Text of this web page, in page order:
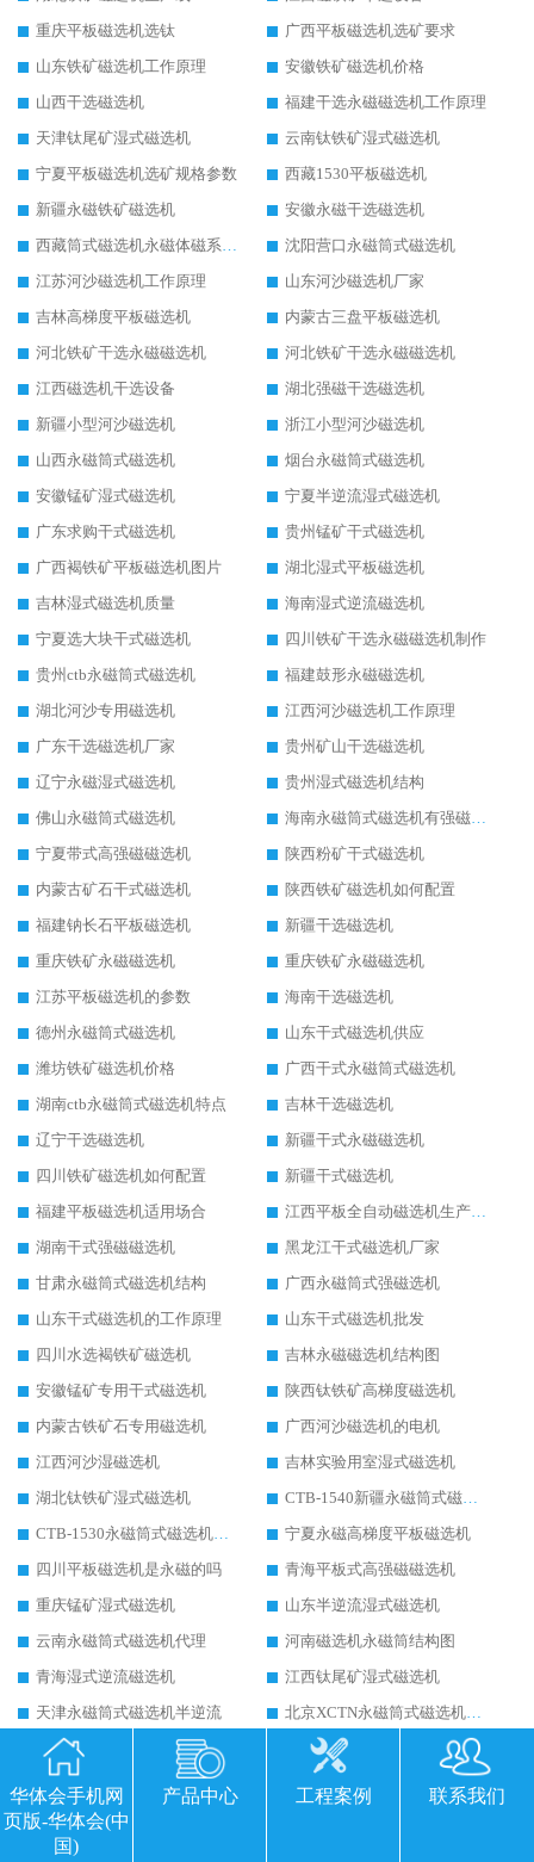
重庆平板磁选机选钛
广西平板磁选机选矿要求
山东铁矿磁选机工作原理
安徽铁矿磁选机价格
山西干选磁选机
福建干选永磁磁选机工作原理
天津钛尾矿湿式磁选机
云南钛铁矿湿式磁选机
宁夏平板磁选机选矿规格参数
西藏1530平板磁选机
新疆永磁铁矿磁选机
安徽永磁干选磁选机
西藏筒式磁选机永磁体磁系设计
沈阳营口永磁筒式磁选机
江苏河沙磁选机工作原理
山东河沙磁选机厂家
吉林高梯度平板磁选机
内蒙古三盘平板磁选机
河北铁矿干选永磁磁选机
河北铁矿干选永磁磁选机
江西磁选机干选设备
湖北强磁干选磁选机
新疆小型河沙磁选机
浙江小型河沙磁选机
山西永磁筒式磁选机
烟台永磁筒式磁选机
安徽锰矿湿式磁选机
宁夏半逆流湿式磁选机
广东求购干式磁选机
贵州锰矿干式磁选机
广西褐铁矿平板磁选机图片
湖北湿式平板磁选机
吉林湿式磁选机质量
海南湿式逆流磁选机
宁夏选大块干式磁选机
四川铁矿干选永磁磁选机制作
贵州ctb永磁筒式磁选机
福建鼓形永磁磁选机
湖北河沙专用磁选机
江西河沙磁选机工作原理
广东干选磁选机厂家
贵州矿山干选磁选机
辽宁永磁湿式磁选机
贵州湿式磁选机结构
佛山永磁筒式磁选机
海南永磁筒式磁选机有强磁的吗
宁夏带式高强磁磁选机
陕西粉矿干式磁选机
内蒙古矿石干式磁选机
陕西铁矿磁选机如何配置
福建钠长石平板磁选机
新疆干选磁选机
重庆铁矿永磁磁选机
重庆铁矿永磁磁选机
江苏平板磁选机的参数
海南干选磁选机
德州永磁筒式磁选机
山东干式磁选机供应
潍坊铁矿磁选机价格
广西干式永磁筒式磁选机
湖南ctb永磁筒式磁选机特点
吉林干选磁选机
辽宁干选磁选机
新疆干式永磁磁选机
四川铁矿磁选机如何配置
新疆干式磁选机
福建平板磁选机适用场合
江西平板全自动磁选机生产厂家
湖南干式强磁磁选机
黑龙江干式磁选机厂家
甘肃永磁筒式磁选机结构
广西永磁筒式强磁选机
山东干式磁选机的工作原理
山东干式磁选机批发
四川水选褐铁矿磁选机
吉林永磁磁选机结构图
安徽锰矿专用干式磁选机
陕西钛铁矿高梯度磁选机
内蒙古铁矿石专用磁选机
广西河沙磁选机的电机
江西河沙湿磁选机
吉林实验用室湿式磁选机
湖北钛铁矿湿式磁选机
CTB-1540新疆永磁筒式磁选机
CTB-1530永磁筒式磁选机代理商
宁夏永磁高梯度平板磁选机
四川平板磁选机是永磁的吗
青海平板式高强磁磁选机
重庆锰矿湿式磁选机
山东半逆流湿式磁选机
云南永磁筒式磁选机代理
河南磁选机永磁筒结构图
青海湿式逆流磁选机
江西钛尾矿湿式磁选机
天津永磁筒式磁选机半逆流
北京XCTN永磁筒式磁选机磁块位置
上海黑钨矿湿式磁选机
河北锰矿湿式磁选机
双滦区干式磁选机使用规程
山西干式强磁磁选机
湖北平板磁选机做什么用
湖北干式磁选机
华体会手机网
页版-华体会(中
国)
产品中心 工程案例 联系我们